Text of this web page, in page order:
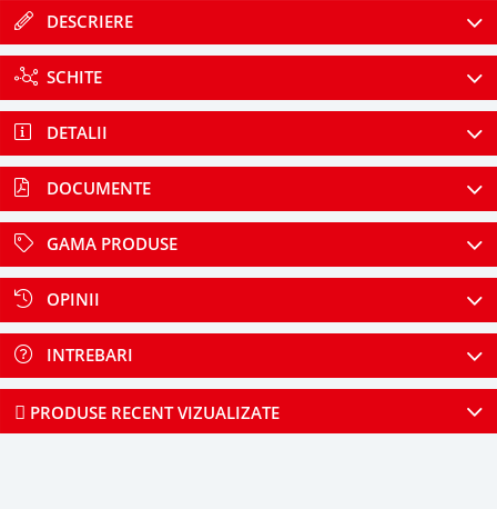
DESCRIERE
SCHITE
DETALII
DOCUMENTE
GAMA PRODUSE
OPINII
INTREBARI
PRODUSE RECENT VIZUALIZATE